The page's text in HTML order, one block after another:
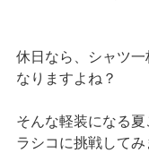
休日なら、シャツ一
なりますよね？
そんな軽装になる
ラシコに挑戦してみ